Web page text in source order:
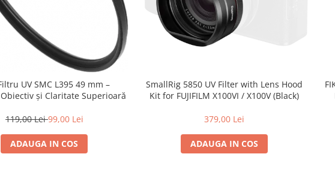
UV SMC L395 49 mm –
și Claritate Superioară
119,00 Lei99,00 Lei
ADAUGA IN COS
SmallRig 5850 UV Filter with Lens Hood
Kit for FUJIFILM X100VI / X100V (Black)
379,00 Lei
ADAUGA IN COS